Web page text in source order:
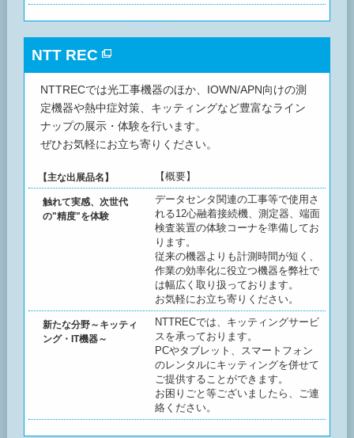
NTT REC
NTTRECでは光工事機器のほか、IOWN/APN向けの測
定機器や熱中症対策、キッティングなど豊富なライン
ナップの展示・体験を行います。
ぜひお気軽にお立ち寄りください。
【主な出展品名】 【概要】
触れて実感、次世代
の"精度"を体験
データセンタ関連の工事等で使用さ
れる12心融着接続機、測定器、端面
検査装置の体験コーナを準備してお
ります。
従来の機器よりも計測時間が短く、
作業の効率化に役立つ機器を弊社で
は幅広く取り扱っております。
お気軽にお立ち寄りください。
新たな分野～キッティ
ング・IT機器～
NTTRECでは、キッティングサービ
スを承っております。
PCやタブレット、スマートフォン
のレンタルにキッティングを併せて
ご提供することができます。
お困りごと等ございましたら、ご連
絡ください。